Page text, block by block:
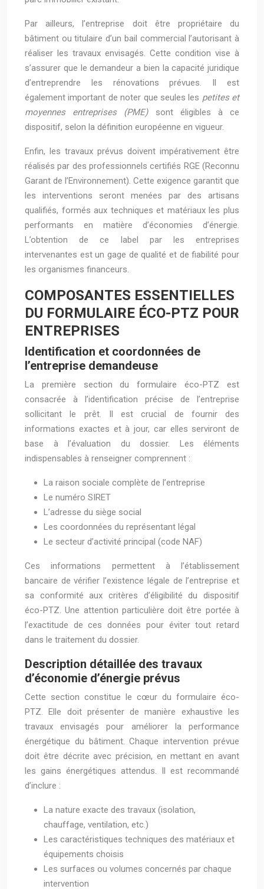
Par ailleurs, l’entreprise doit être propriétaire du
bâtiment ou titulaire d’un bail commercial l’autorisant à
réaliser les travaux envisagés. Cette condition vise à
s’assurer que le demandeur a bien la capacité juridique
d’entreprendre les rénovations prévues. Il est
également important de noter que seules les petites et
moyennes entreprises (PME) sont éligibles à ce
dispositif, selon la définition européenne en vigueur.
Enfin, les travaux prévus doivent impérativement être
réalisés par des professionnels certifiés RGE (Reconnu
Garant de l’Environnement). Cette exigence garantit que
les interventions seront menées par des artisans
qualifiés, formés aux techniques et matériaux les plus
performants en matière d’économies d’énergie.
L’obtention de ce label par les entreprises
intervenantes est un gage de qualité et de fiabilité pour
les organismes financeurs.
COMPOSANTES ESSENTIELLES
DU FORMULAIRE ÉCO-PTZ POUR
ENTREPRISES
Identification et coordonnées de
l’entreprise demandeuse
La première section du formulaire éco-PTZ est
consacrée à l’identification précise de l’entreprise
sollicitant le prêt. Il est crucial de fournir des
informations exactes et à jour, car elles serviront de
base à l’évaluation du dossier. Les éléments
indispensables à renseigner comprennent :
La raison sociale complète de l’entreprise
Le numéro SIRET
L’adresse du siège social
Les coordonnées du représentant légal
Le secteur d’activité principal (code NAF)
Ces informations permettent à l’établissement
bancaire de vérifier l’existence légale de l’entreprise et
sa conformité aux critères d’éligibilité du dispositif
éco-PTZ. Une attention particulière doit être portée à
l’exactitude de ces données pour éviter tout retard
dans le traitement du dossier.
Description détaillée des travaux
d’économie d’énergie prévus
Cette section constitue le cœur du formulaire éco-
PTZ. Elle doit présenter de manière exhaustive les
travaux envisagés pour améliorer la performance
énergétique du bâtiment. Chaque intervention prévue
doit être décrite avec précision, en mettant en avant
les gains énergétiques attendus. Il est recommandé
d’inclure :
La nature exacte des travaux (isolation,
chauffage, ventilation, etc.)
Les caractéristiques techniques des matériaux et
équipements choisis
Les surfaces ou volumes concernés par chaque
intervention